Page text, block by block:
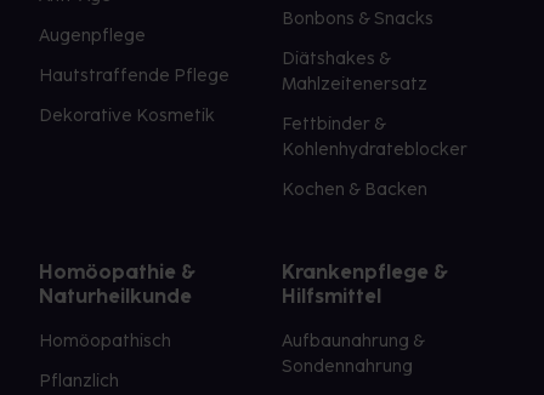
Augenpflege
Hautstraffende Pflege
Dekorative Kosmetik
Bonbons & Snacks
Diätshakes &
Mahlzeitenersatz
Fettbinder &
Kohlenhydrateblocker
Kochen & Backen
Homöopathie &
Naturheilkunde
Homöopathisch
Pflanzlich
Krankenpflege &
Hilfsmittel
Aufbaunahrung &
Sondennahrung